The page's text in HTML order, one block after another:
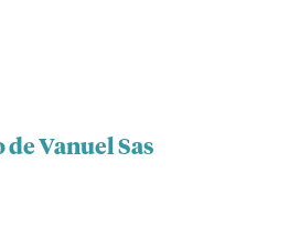
Vanuel Sas